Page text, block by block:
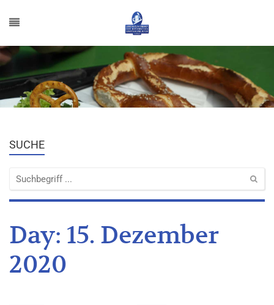
SUCHE
Day: 15. Dezember
2020